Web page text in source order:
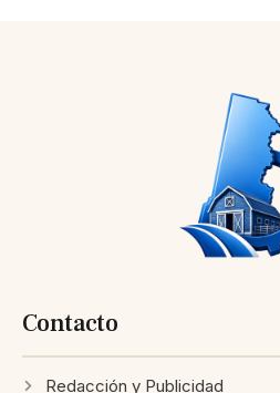
Contacto
Redacción y Publicidad